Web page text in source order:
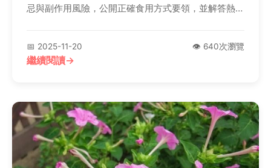
忌與副作用風險，公開正確食用方式要領，並解答熱門
📅 2025-11-20 👁️ 640次瀏覽
繼續閱讀